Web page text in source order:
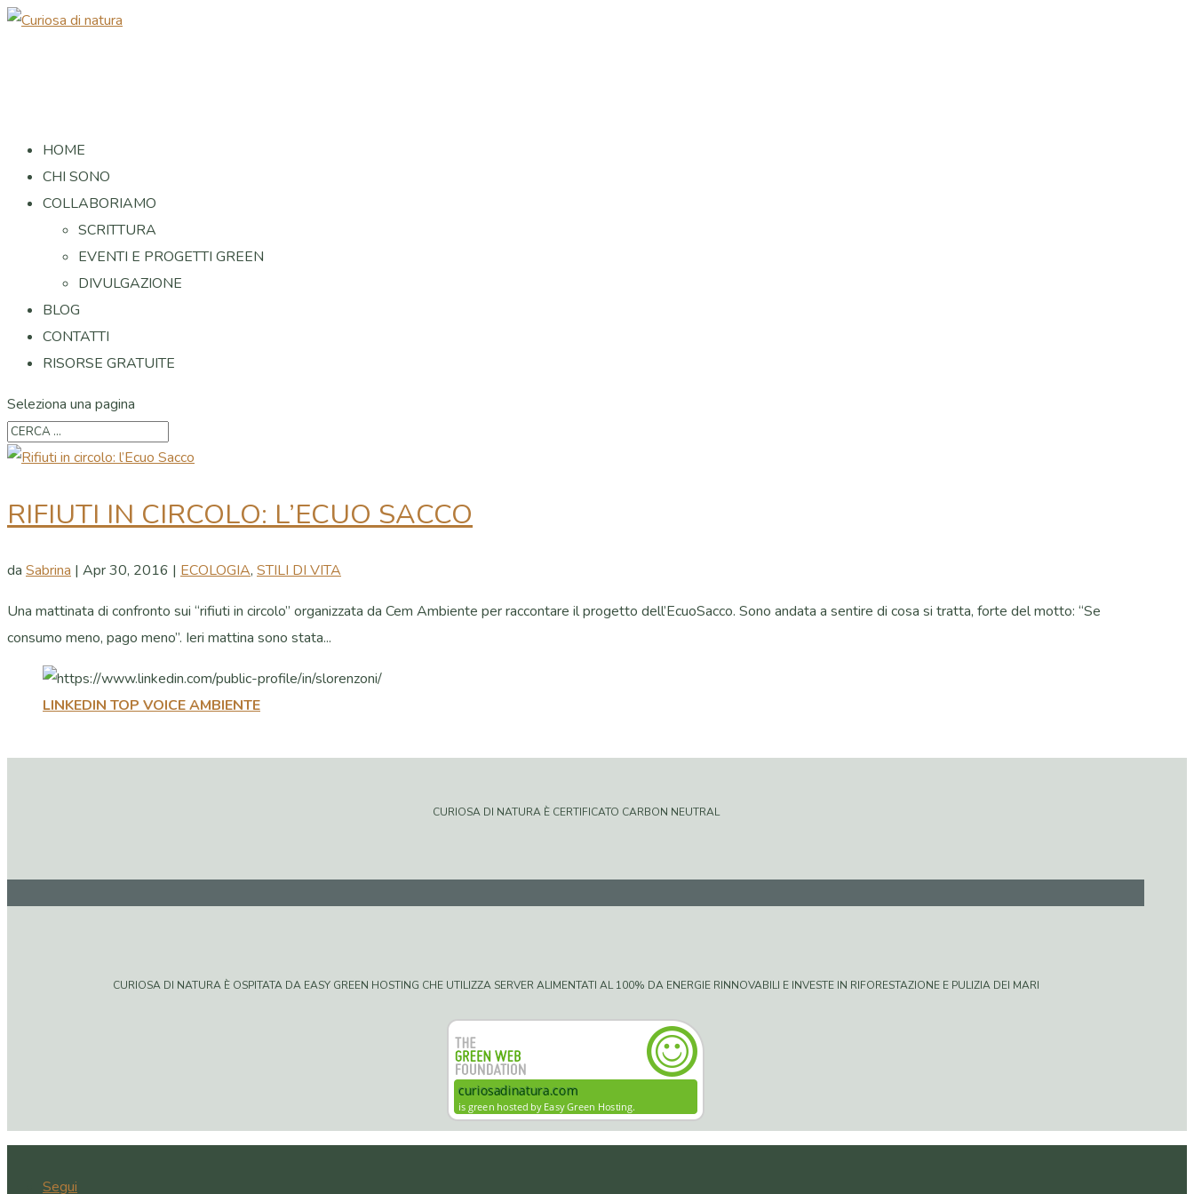
HOME
CHI SONO
COLLABORIAMO
SCRITTURA
EVENTI E PROGETTI GREEN
DIVULGAZIONE
BLOG
CONTATTI
RISORSE GRATUITE
Seleziona una pagina
RIFIUTI IN CIRCOLO: L’ECUO SACCO
da Sabrina | Apr 30, 2016 | ECOLOGIA, STILI DI VITA
Una mattinata di confronto sui “rifiuti in circolo” organizzata da Cem Ambiente per raccontare il progetto dell’EcuoSacco. Sono andata a sentire di cosa si tratta, forte del motto: “Se
consumo meno, pago meno”. Ieri mattina sono stata...
LINKEDIN TOP VOICE AMBIENTE
CURIOSA DI NATURA È CERTIFICATO CARBON NEUTRAL
CURIOSA DI NATURA È OSPITATA DA EASY GREEN HOSTING CHE UTILIZZA SERVER ALIMENTATI AL 100% DA ENERGIE RINNOVABILI E INVESTE IN RIFORESTAZIONE E PULIZIA DEI MARI
Segui